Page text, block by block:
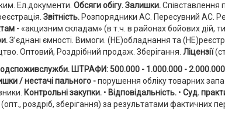
Ел.документи. Обсягиобігу. Залишки.Співставлення
Звітність. Розпорядники АС. Пересувний АС.
-«акцизним складам» (в т.ч. в районах бойових дій,
З’єднані ємності. Вимоги. (НЕ)обладнання та
Оптовий, Роздрібний продаж. Зберігання. Ліцензії
ШТРАФИ: 500.000 - 1.000.000 - 2.000.000
/ нестачі пального -порушення обліку товарних
Контрольні закупки. • Відповідальність. • Суд.
(опт., роздріб, зберігання) за результатами фактичних